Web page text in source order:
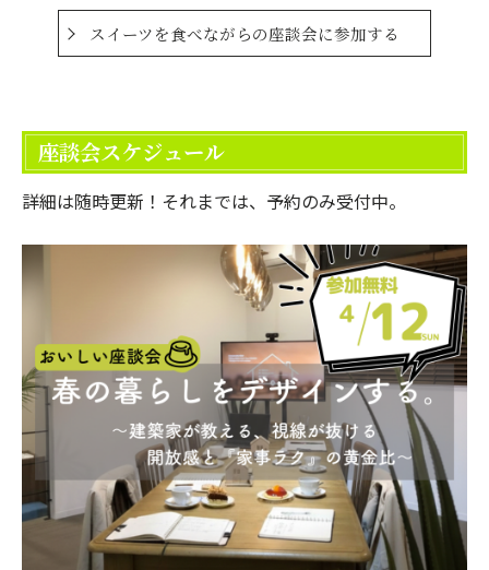
スイーツを食べながらの座談会に参加する
座談会スケジュール
詳細は随時更新！それまでは、予約のみ受付中。